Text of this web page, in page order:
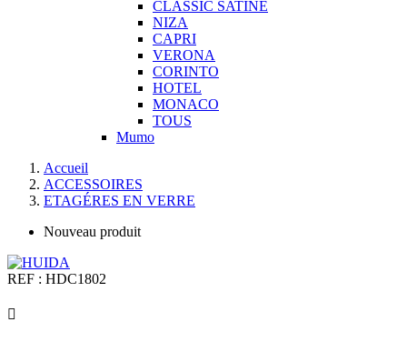
CLASSIC SATINE
NIZA
CAPRI
VERONA
CORINTO
HOTEL
MONACO
TOUS
Mumo
Accueil
ACCESSOIRES
ETAGÉRES EN VERRE
Nouveau produit
REF : HDC1802
